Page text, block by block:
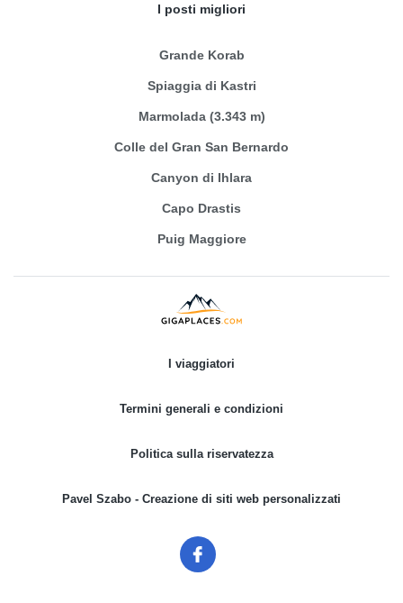
I posti migliori
Grande Korab
Spiaggia di Kastri
Marmolada (3.343 m)
Colle del Gran San Bernardo
Canyon di Ihlara
Capo Drastis
Puig Maggiore
I viaggiatori
Termini generali e condizioni
Politica sulla riservatezza
Pavel Szabo - Creazione di siti web personalizzati